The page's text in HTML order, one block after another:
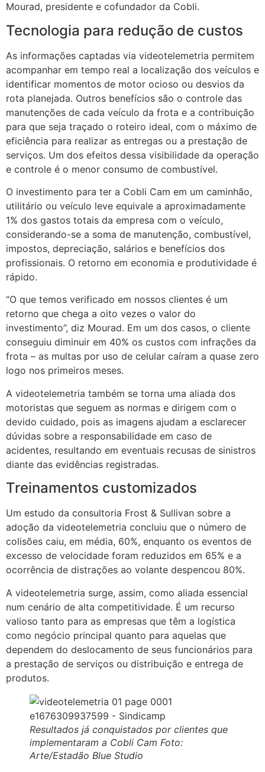
Mourad, presidente e cofundador da Cobli.
Tecnologia para redução de custos
As informações captadas via videotelemetria permitem
acompanhar em tempo real a localização dos veículos e
identificar momentos de motor ocioso ou desvios da
rota planejada. Outros benefícios são o controle das
manutenções de cada veículo da frota e a contribuição
para que seja traçado o roteiro ideal, com o máximo de
eficiência para realizar as entregas ou a prestação de
serviços. Um dos efeitos dessa visibilidade da operação
e controle é o menor consumo de combustível.
O investimento para ter a Cobli Cam em um caminhão,
utilitário ou veículo leve equivale a aproximadamente
1% dos gastos totais da empresa com o veículo,
considerando-se a soma de manutenção, combustível,
impostos, depreciação, salários e benefícios dos
profissionais. O retorno em economia e produtividade é
rápido.
“O que temos verificado em nossos clientes é um
retorno que chega a oito vezes o valor do
investimento”, diz Mourad. Em um dos casos, o cliente
conseguiu diminuir em 40% os custos com infrações da
frota – as multas por uso de celular caíram a quase zero
logo nos primeiros meses.
A videotelemetria também se torna uma aliada dos
motoristas que seguem as normas e dirigem com o
devido cuidado, pois as imagens ajudam a esclarecer
dúvidas sobre a responsabilidade em caso de
acidentes, resultando em eventuais recusas de sinistros
diante das evidências registradas.
Treinamentos customizados
Um estudo da consultoria Frost & Sullivan sobre a
adoção da videotelemetria concluiu que o número de
colisões caiu, em média, 60%, enquanto os eventos de
excesso de velocidade foram reduzidos em 65% e a
ocorrência de distrações ao volante despencou 80%.
A videotelemetria surge, assim, como aliada essencial
num cenário de alta competitividade. É um recurso
valioso tanto para as empresas que têm a logística
como negócio principal quanto para aquelas que
dependem do deslocamento de seus funcionários para
a prestação de serviços ou distribuição e entrega de
produtos.
Resultados já conquistados por clientes que
implementaram a Cobli Cam Foto:
Arte/Estadão Blue Studio